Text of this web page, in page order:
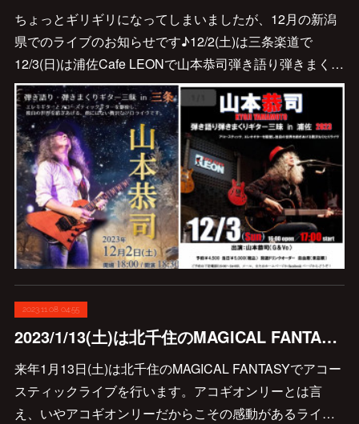
ちょっとギリギリになってしまいましたが、12月の新潟
県でのライブのお知らせです♪12/2(土)は三条楽道で
12/3(日)は浦佐Cafe LEONで山本恭司弾き語り弾きまく…
2023.11.08 04:55
2023/1/13(土)は北千住のMAGICAL FANTASYでアコースティックライブを行います😊👍
来年1月13日(土)は北千住のMAGICAL FANTASYでアコー
スティックライブを行います。アコギオンリーとは言
え、いやアコギオンリーだからこその感動があるライ…